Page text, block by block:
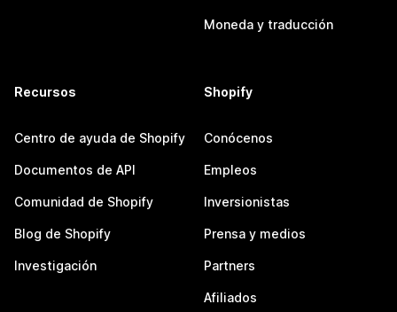
Moneda y traducción
Recursos
Centro de ayuda de Shopify
Documentos de API
Comunidad de Shopify
Blog de Shopify
Investigación
Shopify
Conócenos
Empleos
Inversionistas
Prensa y medios
Partners
Afiliados